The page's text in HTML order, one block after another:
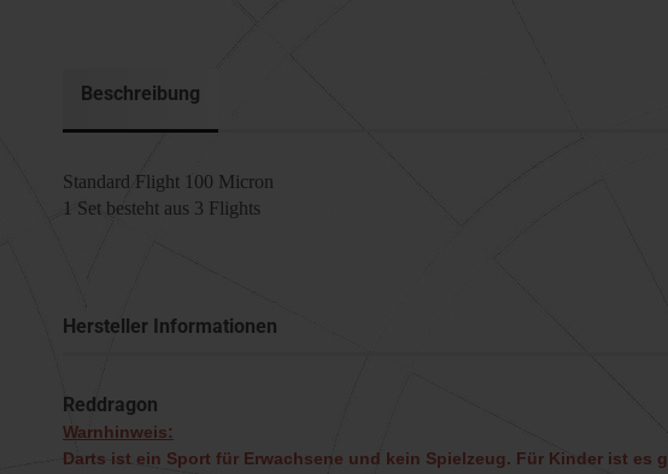
Beschreibung
Standard Flight 100 Micron
1 Set besteht aus 3 Flights
Hersteller Informationen
Reddragon
Warnhinweis:
Darts ist ein Sport für Erwachsene und kein Spielzeug. Für Kinder ist